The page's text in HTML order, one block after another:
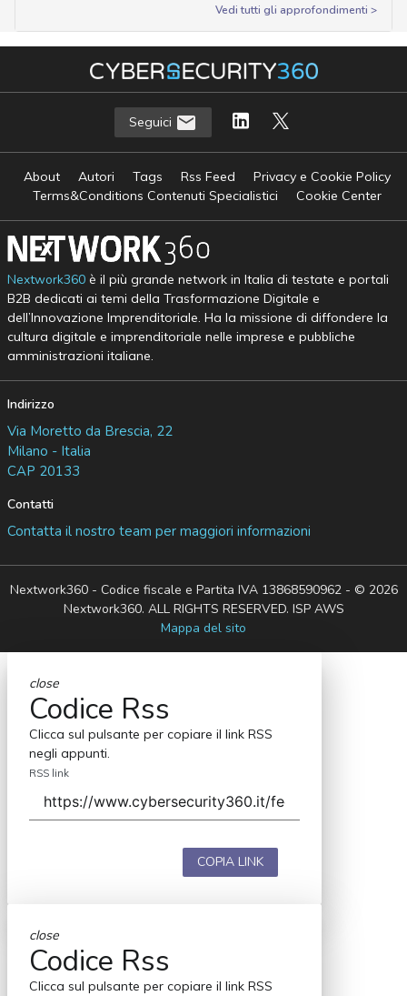
Vedi tutti gli approfondimenti >
Seguici
About Autori Tags Rss Feed
Privacy e Cookie Policy
Terms&Conditions Contenuti Specialistici
Cookie Center
Nextwork360è il più grande network in Italia di testate e portali
B2B dedicati ai temi della Trasformazione Digitale e
dell’Innovazione Imprenditoriale. Ha la missione di diffondere la
cultura digitale e imprenditoriale nelle imprese e pubbliche
amministrazioni italiane.
Indirizzo
Via Moretto da Brescia, 22
Milano - Italia
CAP 20133
Contatti
Contatta il nostro team per maggiori informazioni
Nextwork360 - Codice fiscale e Partita IVA 13868590962 - © 2026
Nextwork360. ALL RIGHTS RESERVED. ISP AWS
Mappa del sito
close
Codice Rss
Clicca sul pulsante per copiare il link RSS
negli appunti.
RSS link
COPIA LINK
close
Codice Rss
Clicca sul pulsante per copiare il link RSS